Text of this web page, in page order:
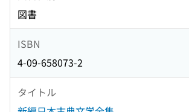
図書
ISBN
4-09-658073-2
タイトル